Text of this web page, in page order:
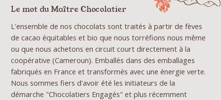
Le mot du Maître Chocolatier
L'ensemble de nos chocolats sont traités à partir de fèves
de cacao équitables et bio que nous torréfions nous même
ou que nous achetons en circuit court directement à la
coopérative (Cameroun). Emballés dans des emballages
fabriqués en France et transformés avec une énergie verte.
Nous sommes fiers d'avoir été les initiateurs de la
démarche "Chocolatiers Engagés" et plus récemment